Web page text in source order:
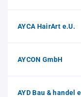
AYCA HairArt e.U.
AYCON GmbH
AYD Bau & handel